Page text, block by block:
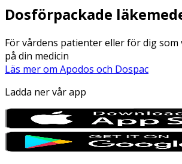
Dosförpackade
För vårdens patienter eller för dig
på din medicin
Läs mer om Apodos och Dospac
Ladda ner vår app